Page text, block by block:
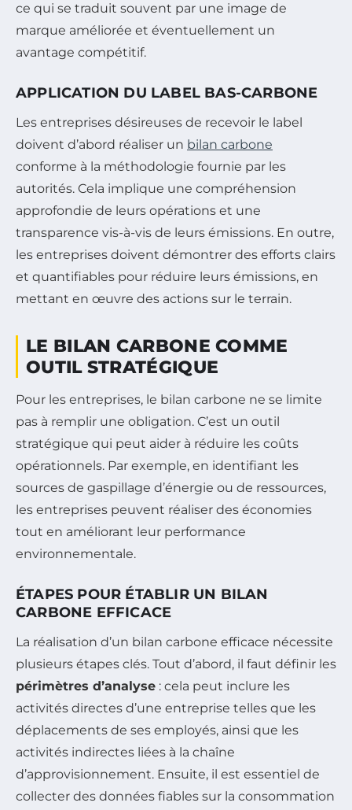
ce qui se traduit souvent par une image de
marque améliorée et éventuellement un
avantage compétitif.
APPLICATION DU LABEL BAS-CARBONE
Les entreprises désireuses de recevoir le label
doivent d’abord réaliser un bilan carbone
conforme à la méthodologie fournie par les
autorités. Cela implique une compréhension
approfondie de leurs opérations et une
transparence vis-à-vis de leurs émissions. En outre,
les entreprises doivent démontrer des efforts clairs
et quantifiables pour réduire leurs émissions, en
mettant en œuvre des actions sur le terrain.
LE BILAN CARBONE COMME
OUTIL STRATÉGIQUE
Pour les entreprises, le bilan carbone ne se limite
pas à remplir une obligation. C’est un outil
stratégique qui peut aider à réduire les coûts
opérationnels. Par exemple, en identifiant les
sources de gaspillage d’énergie ou de ressources,
les entreprises peuvent réaliser des économies
tout en améliorant leur performance
environnementale.
ÉTAPES POUR ÉTABLIR UN BILAN
CARBONE EFFICACE
La réalisation d’un bilan carbone efficace nécessite
plusieurs étapes clés. Tout d’abord, il faut définir les
périmètres d’analyse : cela peut inclure les
activités directes d’une entreprise telles que les
déplacements de ses employés, ainsi que les
activités indirectes liées à la chaîne
d’approvisionnement. Ensuite, il est essentiel de
collecter des données fiables sur la consommation